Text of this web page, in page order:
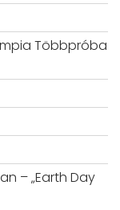
Többpróba
– „Earth Day